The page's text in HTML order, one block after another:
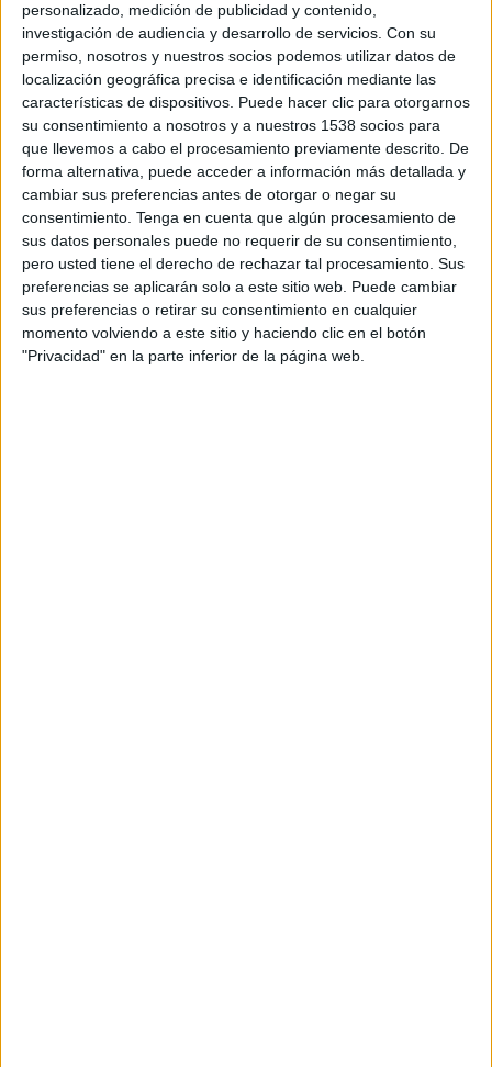
personalizado, medición de publicidad y contenido,
investigación de audiencia y desarrollo de servicios. Con su
permiso, nosotros y nuestros socios podemos utilizar datos de
localización geográfica precisa e identificación mediante las
características de dispositivos. Puede hacer clic para otorgarnos
su consentimiento a nosotros y a nuestros 1538 socios para
que llevemos a cabo el procesamiento previamente descrito. De
forma alternativa, puede acceder a información más detallada y
cambiar sus preferencias antes de otorgar o negar su
consentimiento. Tenga en cuenta que algún procesamiento de
sus datos personales puede no requerir de su consentimiento,
pero usted tiene el derecho de rechazar tal procesamiento. Sus
preferencias se aplicarán solo a este sitio web. Puede cambiar
sus preferencias o retirar su consentimiento en cualquier
momento volviendo a este sitio y haciendo clic en el botón
"Privacidad" en la parte inferior de la página web.
¿Qué sectores de actividad ejercerán como
locomotora del negocio publicitario en el
corto y medio plazo? ¿Qué medios o canales
se podrán ver afectados o beneficiados de
este nuevo rumbo de la inversión
publicitaria?
Hay sectores que siempre van a estar ahí.
Automoción, gran consumo, retail...Para mi lo
interesante es que se está produciendo un
choque entre modelos de negocio tradicionales y
negocios puramente digitales que tendrá
consecuencias a nivel publicitario. Aquellos
sectores o negocios que se sientan más
amenazados van a tener que reaccionar y